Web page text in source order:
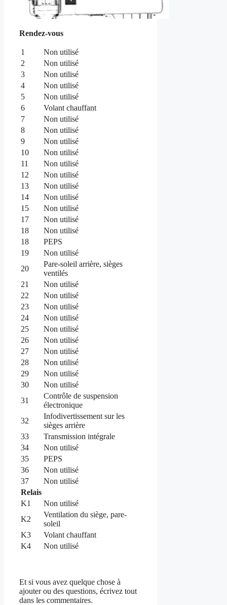
Rendez-vous
1
Non utilisé
2
Non utilisé
3
Non utilisé
4
Non utilisé
5
Non utilisé
6
Volant chauffant
7
Non utilisé
8
Non utilisé
9
Non utilisé
10
Non utilisé
11
Non utilisé
12
Non utilisé
13
Non utilisé
14
Non utilisé
15
Non utilisé
17
Non utilisé
18
Non utilisé
18
PEPS
19
Non utilisé
20
Pare-soleil arrière, sièges
ventilés
21
Non utilisé
22
Non utilisé
23
Non utilisé
24
Non utilisé
25
Non utilisé
26
Non utilisé
27
Non utilisé
28
Non utilisé
29
Non utilisé
30
Non utilisé
31
Contrôle de suspension
électronique
32
Infodivertissement sur les
sièges arrière
33
Transmission intégrale
34
Non utilisé
35
PEPS
36
Non utilisé
37
Non utilisé
Relais
K1
Non utilisé
K2
Ventilation du siège, pare-
soleil
K3
Volant chauffant
K4
Non utilisé
Et si vous avez quelque chose à
ajouter ou des questions, écrivez tout
dans les commentaires.